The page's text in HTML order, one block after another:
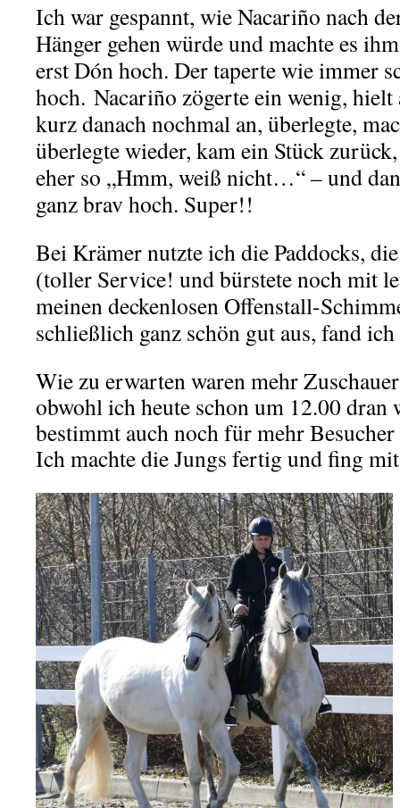
Ich war gespannt, wie Nacariño nach
Hänger gehen würde und machte es
erst Dón hoch. Der taperte wie immer
hoch. Nacariño zögerte ein wenig,
kurz danach nochmal an, überlegte,
überlegte wieder, kam ein Stück
eher so „Hmm, weiß nicht…“ – und
ganz brav hoch. Super!!
Bei Krämer nutzte ich die Paddocks,
(toller Service! und bürstete noch mit
meinen deckenlosen Offenstall-
schließlich ganz schön gut aus, fand ich
Wie zu erwarten waren mehr
obwohl ich heute schon um 12.00 dran
bestimmt auch noch für mehr Besucher
Ich machte die Jungs fertig und fing